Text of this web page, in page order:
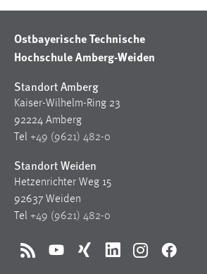
Ostbayerische Technische
Hochschule Amberg-Weiden
Standort Amberg
Kaiser-Wilhelm-Ring 23
92224 Amberg
Tel +49 (9621) 482-0
Standort Weiden
Hetzenrichter Weg 15
92637 Weiden
Tel +49 (9621) 482-0
RSS YouTubeXing LinkedInInstagramFacebook